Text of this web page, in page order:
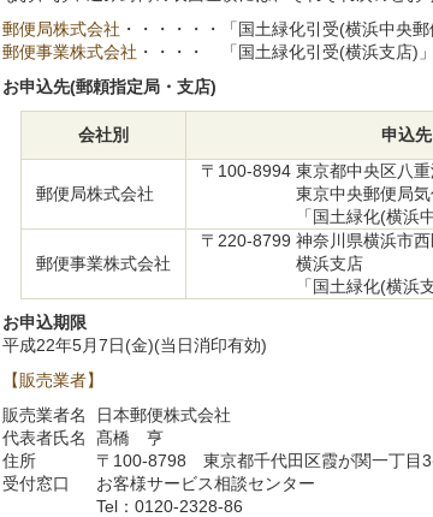
郵便局株式会社 ・・・・・・
「国土緑化引受(横浜中央郵
郵便事業株式会社 ・・・・
「国土緑化引受(横浜支店)」
お申込先(郵頼指定局・支店)
会社別 申込先
郵便局株式会社
〒100-8994 東京都中央区八
東京中央郵便局
「国土緑化(横浜
郵便事業株式会社
〒220-8799 神奈川県横浜市
横浜支店
「国土緑化(横浜
お申込期限
平成22年5月7日(金)(当日消印有効)
【販売業者】
販売業者名
日本郵便株式会社
代表者氏名 髙橋 亨
住所
〒100-8798 東京都千代田区霞が関一丁目
受付窓口
お客様サービス相談センター
Tel：0120-2328-86